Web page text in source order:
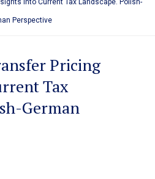
Perspective
Pricing
Tax
German